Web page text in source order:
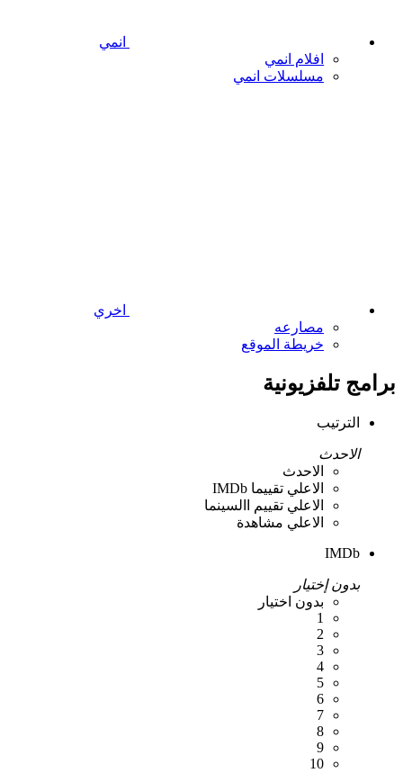
انمي
افلام انمي
مسلسلات انمي
اخري
مصارعه
خريطة الموقع
برامج تلفزيونية
الترتيب
الاحدث
الاحدث
الاعلي تقييما IMDb
الاعلي تقييم االسينما
الاعلي مشاهدة
IMDb
بدون إختيار
بدون اختيار
1
2
3
4
5
6
7
8
9
10